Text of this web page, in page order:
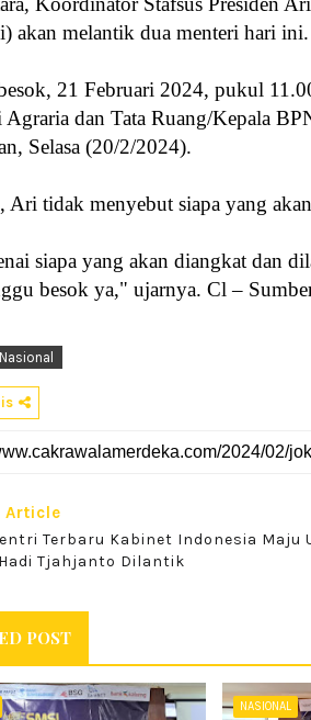
akan melantik dua menteri hari
21 Februari 2024, pukul
Agraria dan Tata Ruang/Kepala
Selasa (20/2/2024).
Ari tidak menyebut siapa yang
siapa yang akan diangkat dan
besok ya," ujarnya. Cl –
Article
Terbaru Kabinet Indonesia Maju
Hadi Tjahjanto Dilantik
POST
NASIONAL